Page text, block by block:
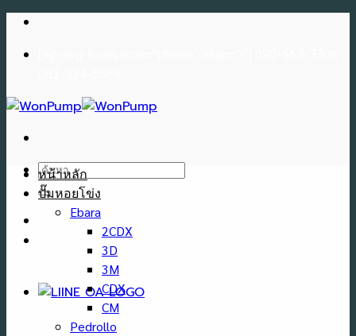
Skip
content
ค้นหา:
[wp-svg-icons icon="phone" wrap="i"] 090-663-3306 ,
082-324-5668
หน้าหลัก
ปั๊มหอยโข่ง
Ebara
2CDX
3D
3M
CDX
CM
Pedrollo